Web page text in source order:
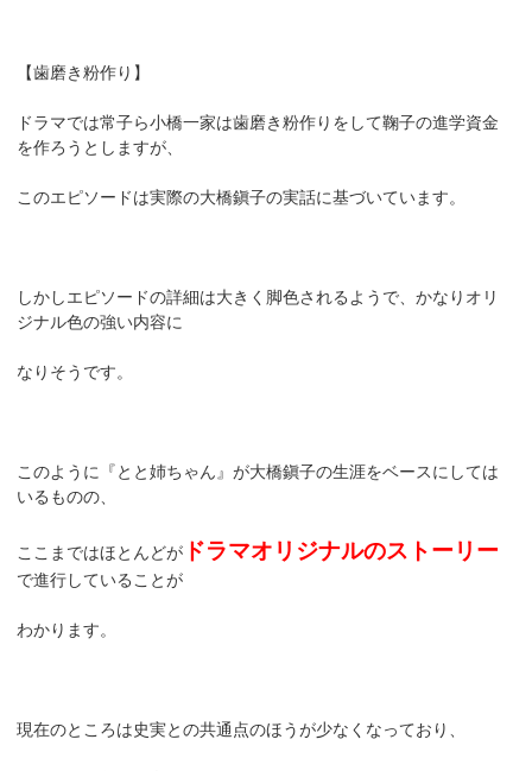
【歯磨き粉作り】
ドラマでは常子ら小橋一家は歯磨き粉作りをして鞠子の進学資金
を作ろうとしますが、
このエピソードは実際の大橋鎭子の実話に基づいています。
しかしエピソードの詳細は大きく脚色されるようで、かなりオリ
ジナル色の強い内容に
なりそうです。
このように『とと姉ちゃん』が大橋鎭子の生涯をベースにしては
いるものの、
ここまではほとんどが ドラマオリジナルのストーリー
で進行していることが
わかります。
現在のところは史実との共通点のほうが少なくなっており、